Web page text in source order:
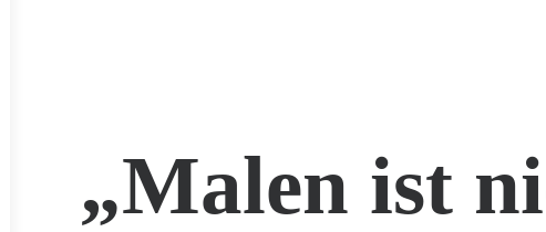
„Malen ist